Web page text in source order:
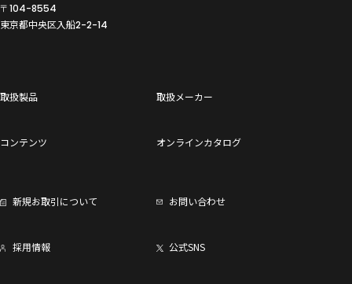
〒104-8554
東京都中央区入船2-2-14
取扱製品 取扱メーカー
コンテンツ オンラインカタログ
新規お取引について お問い合わせ
採用情報 公式SNS